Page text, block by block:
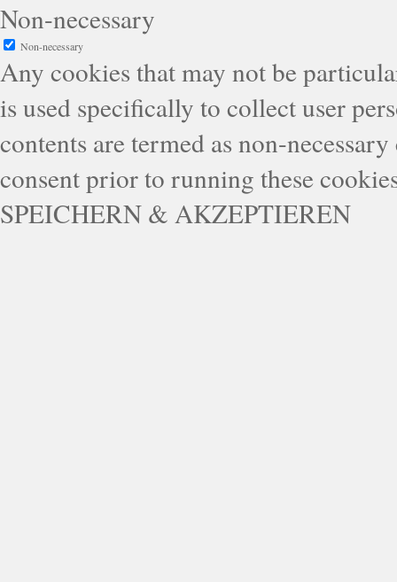
Non-necessary
Non-necessary
Any cookies that may not be
is used specifically to collect user
contents are termed as non-
consent prior to running these
SPEICHERN & AKZEPTIEREN